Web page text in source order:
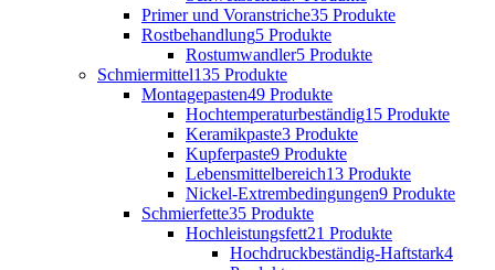
Primer und Voranstriche35 Produkte
Rostbehandlung5 Produkte
Rostumwandler5 Produkte
Schmiermittel135 Produkte
Montagepasten49 Produkte
Hochtemperaturbeständig15 Produkte
Keramikpaste3 Produkte
Kupferpaste9 Produkte
Lebensmittelbereich13 Produkte
Nickel-Extrembedingungen9 Produkte
Schmierfette35 Produkte
Hochleistungsfett21 Produkte
Hochdruckbeständig-Haftstark4